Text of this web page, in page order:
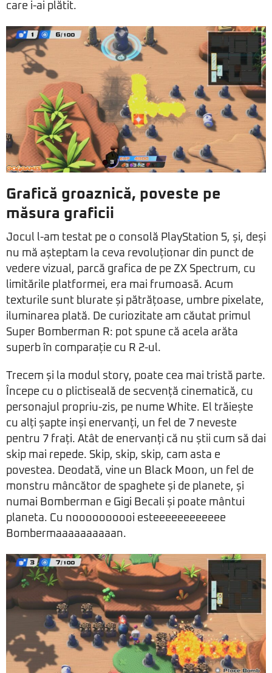
care i-ai plătit.
Grafică groaznică, poveste pe
măsura graficii
Jocul l-am testat pe o consolă PlayStation 5, și, deși
nu mă așteptam la ceva revoluționar din punct de
vedere vizual, parcă grafica de pe ZX Spectrum, cu
limitările platformei, era mai frumoasă. Acum
texturile sunt blurate și pătrățoase, umbre pixelate,
iluminarea plată. De curiozitate am căutat primul
Super Bomberman R: pot spune că acela arăta
superb în comparație cu R 2-ul.
Trecem și la modul story, poate cea mai tristă parte.
Începe cu o plictiseală de secvență cinematică, cu
personajul propriu-zis, pe nume White. El trăiește
cu alți șapte inși enervanți, un fel de 7 neveste
pentru 7 frați. Atât de enervanți că nu știi cum să dai
skip mai repede. Skip, skip, skip, cam asta e
povestea. Deodată, vine un Black Moon, un fel de
monstru mâncător de spaghete și de planete, și
numai Bomberman e Gigi Becali și poate mântui
planeta. Cu noooooooooi esteeeeeeeeeeee
Bombermaaaaaaaaaan.